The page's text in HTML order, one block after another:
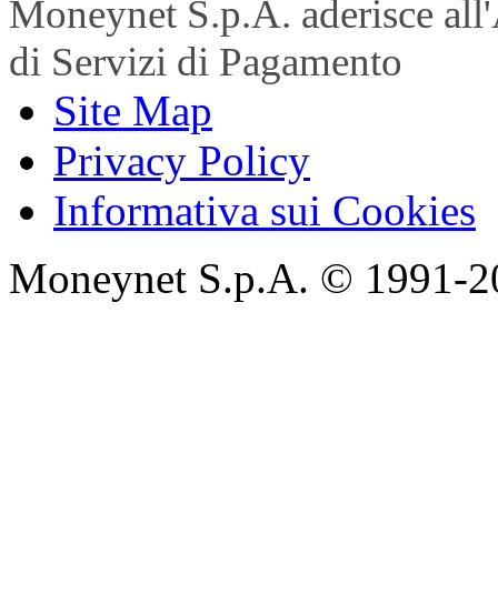
Moneynet S.p.A. aderisce
di Servizi di Pagamento
Site Map
Privacy Policy
Informativa sui Cookies
Moneynet S.p.A. © 1991-